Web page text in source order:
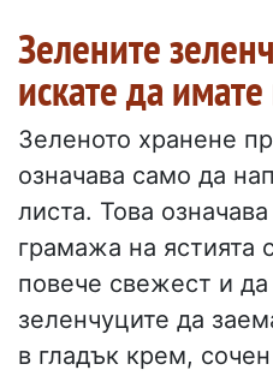
Зелените
искате да
Зеленото хранене
означава само да
листа. Това
грамажа на ястията
повече свежест и да
зеленчуците да
в гладък крем,